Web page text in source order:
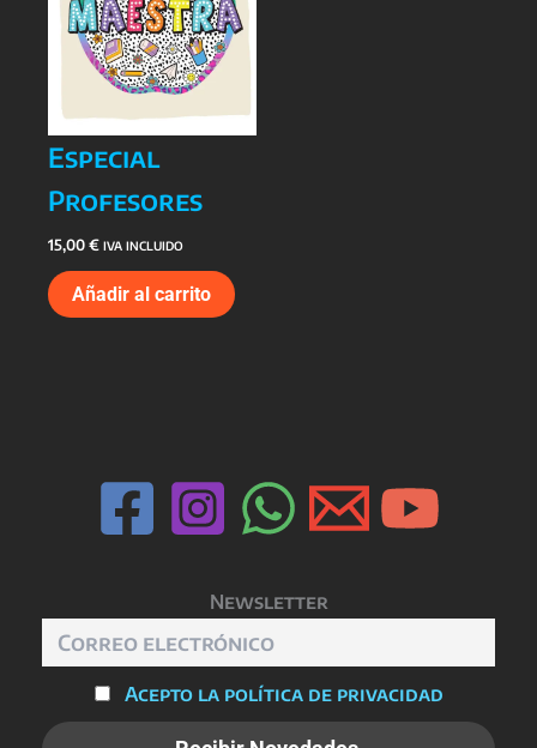
Especial
Profesores
15,00€ IVA INCLUIDO
Añadir al carrito
Newsletter
Acepto la política de privacidad